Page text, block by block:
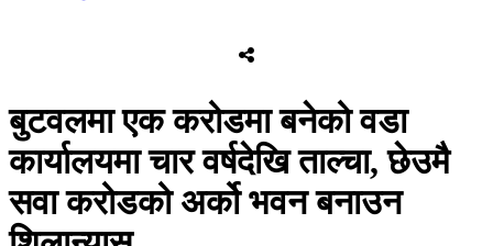
बुटवलमा एक करोडमा बनेको वडा
कार्यालयमा चार वर्षदेखि ताल्चा, छेउमै
सवा करोडको अर्को भवन बनाउन